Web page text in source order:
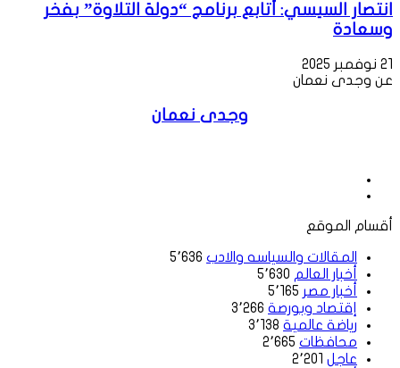
انتصار السيسي: أتابع برنامج “دولة التلاوة” بفخر
وسعادة
21 نوفمبر 2025
عن وجدى نعمان
وجدى نعمان
أقسام الموقع
المقالات والسياسه والادب 5٬636
أخبار العالم 5٬630
أخبار مصر 5٬165
إقتصاد وبورصة 3٬266
رياضة عالمية 3٬138
محافظات 2٬665
عاجل 2٬201